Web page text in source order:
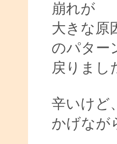
崩れが
大きな原
のパター
戻りまし
辛いけど
かげなが